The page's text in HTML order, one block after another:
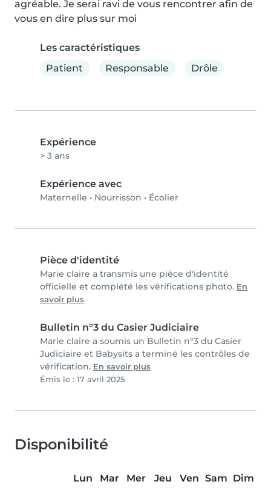
agréable. Je serai ravi de vous rencontrer afin de
vous en dire plus sur moi
Les caractéristiques
Patient
Responsable Drôle
Expérience
> 3 ans
Expérience avec
Maternelle • Nourrisson • Écolier
Pièce d'identité
Marie claire a transmis une pièce d'identité
officielle et complété les vérifications photo. En
savoir plus
Bulletin n°3 du Casier Judiciaire
Marie claire a soumis un Bulletin n°3 du Casier
Judiciaire et Babysits a terminé les contrôles de
vérification. En savoir plus
Émis le : 17 avril 2025
Disponibilité
Lun Mar Mer Jeu Ven Sam Dim